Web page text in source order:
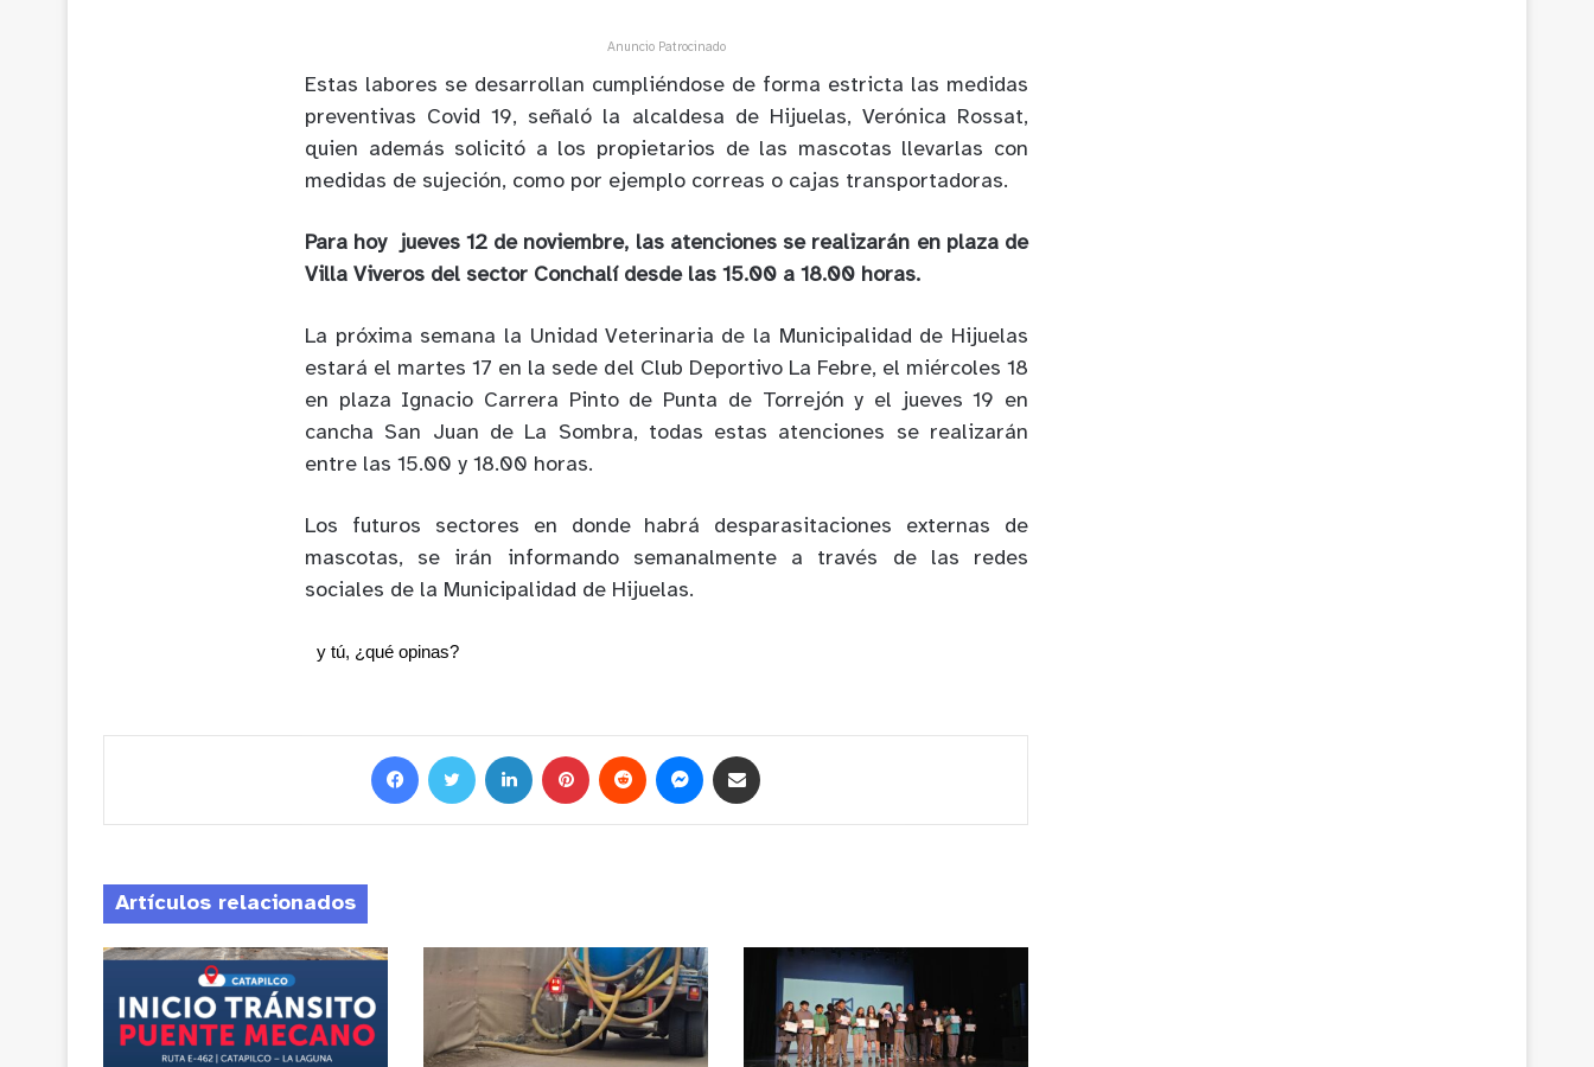
Anuncio Patrocinado
Estas labores se desarrollan cumpliéndose de forma estricta las medidas
preventivas Covid 19, señaló la alcaldesa de Hijuelas, Verónica Rossat,
quien además solicitó a los propietarios de las mascotas llevarlas con
medidas de sujeción, como por ejemplo correas o cajas transportadoras.
Para hoy jueves 12 de noviembre, las atenciones se realizarán en plaza de
Villa Viveros del sector Conchalí desde las 15.00 a 18.00 horas.
La próxima semana la Unidad Veterinaria de la Municipalidad de Hijuelas
estará el martes 17 en la sede del Club Deportivo La Febre, el miércoles 18
en plaza Ignacio Carrera Pinto de Punta de Torrejón y el jueves 19 en
cancha San Juan de La Sombra, todas estas atenciones se realizarán
entre las 15.00 y 18.00 horas.
Los futuros sectores en donde habrá desparasitaciones externas de
mascotas, se irán informando semanalmente a través de las redes
sociales de la Municipalidad de Hijuelas.
y tú, ¿qué opinas?
Artículos relacionados